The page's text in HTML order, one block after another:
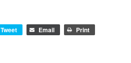
Tweet Email Print